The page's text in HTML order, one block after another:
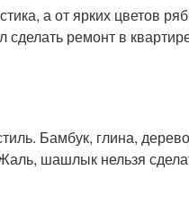
а от ярких цветов
ремонт в
Бамбук, глина,
шашлык нельзя